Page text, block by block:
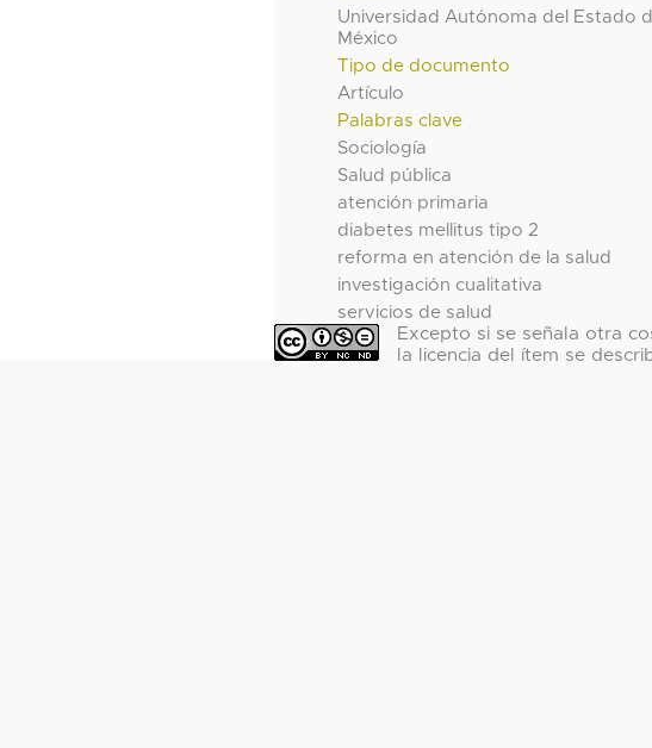
Universidad Autónoma del Estado
México
Tipo de documento
Artículo
Palabras clave
Sociología
Salud pública
atención primaria
diabetes mellitus tipo 2
reforma en atención de la salud
investigación cualitativa
servicios de salud
Excepto si se señala otra
la licencia del ítem se